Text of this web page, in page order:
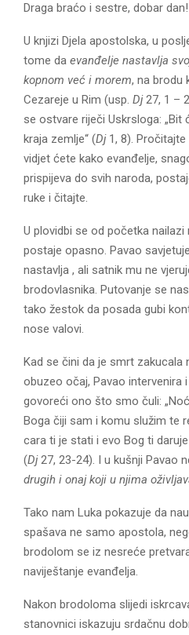
M
E
N
U
Draga braćo i sestre, dobar dan!
U knjizi Djela apostolska, u
tome da evanđelje nastavlja
kopnom već i morem, na brodu
Cezareje u Rim (usp. Dj27, 1 –
se ostvare riječi Uskrsloga:
kraja zemlje“ (Dj 1, 8).
vidjet ćete kako evanđelje,
prispijeva do svih naroda,
ruke i čitajte.
U plovidbi se od početka nailazi
postaje opasno. Pavao
nastavlja , ali satnik mu ne
brodovlasnika. Putovanje se
tako žestok da posada gubi
nose valovi.
Kad se čini da je smrt zakucala
obuzeo očaj, Pavao intervenira
govoreći ono što smo čuli:
Boga čiji sam i komu služim te
cara ti je stati i evo Bog ti
(Dj 27, 23-24). I u kušnji Pavao
drugih i onaj koji u njima
Tako nam Luka pokazuje da
spašava ne samo apostola,
brodolom se iz nesreće
naviještanje evanđelja.
Nakon brodoloma slijedi
stanovnici iskazuju srdačnu